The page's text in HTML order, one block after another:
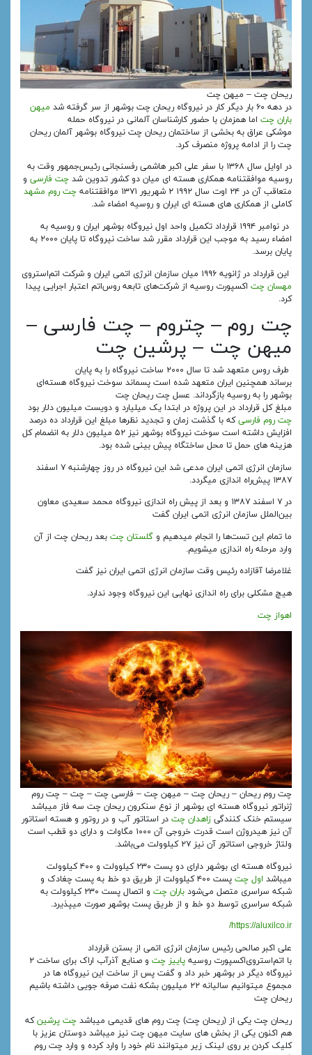
ریحان چت – میهن چت
در دهه ۶۰ بار دیگر کار در نیروگاه ریحان چت بوشهر از سر گرفته شد
میهن
باران چتاما همزمان با حضور کارشناسان آلمانی در نیروگاه حمله
موشکی عراق به بخشی از ساختمان ریحان چت نیروگاه بوشهر آلمان ریحان
چت را از ادامه پروژه منصرف کرد.
در اوایل سال ۱۳۶۸ با سفر علی اکبر هاشمی رفسنجانی رئیس‌جمهور وقت به
روسیه موافقتنامه همکاری هسته‌ ای میان دو کشور تدوین شد چت فارسیو
متعاقب آن در ۲۴ اوت سال ۱۹۹۲ ۲ شهریور ۱۳۷۱ موافقتنامه
چت روم مشهد
کاملی از همکاری‌ های هسته‌ ای ایران و روسیه امضاء شد.
در نوامبر ۱۹۹۴ قرارداد تکمیل واحد اول نیروگاه بوشهر ایران و روسیه به
امضاء رسید به موجب این قرارداد مقرر شد ساخت نیروگاه تا پایان ۲۰۰۰ به
پایان برسد.
این قرارداد در ژانویه ۱۹۹۶ میان سازمان انرژی اتمی ایران و شرکت اتم‌استروی‌
مهسان چتاکسپورت روسیه از شرکت‌های تابعه روس‌اتم اعتبار اجرایی پیدا
کرد.
چت روم – چتروم – چت فارسی –
میهن چت – پرشین چت
طرف روس متعهد شد تا سال ۲۰۰۰ ساخت نیروگاه را به پایان
برساند همچنین ایران متعهد شده‌ است پسماند سوخت نیروگاه هسته‌ای
بوشهر را به روسیه بازگرداند. عسل چت ریحان چت
مبلغ کل قرارداد در این پروژه در ابتدا یک میلیارد و دویست میلیون دلار بود
چت روم فارسیکه با گذشت زمان و تجدید نظرها مبلغ این قرارداد ده درصد
افزایش داشته‌ است سوخت نیروگاه بوشهر نیز ۵۲ میلیون دلار به انضمام کل
هزینه‌ های حمل تا محل ساختگاه پیش‌ بینی شده بود.
سازمان انرژی اتمی ایران مدعی شد این نیروگاه در روز چهارشنبه ۷ اسفند
۱۳۸۷ پیش‌راه‌ اندازی میگردد.
در ۷ اسفند ۱۳۸۷ و بعد از پیش راه‌ اندازی نیروگاه محمد سعیدی معاون
بین‌الملل سازمان انرژی اتمی ایران گفت
ما تمام این تست‌ها را انجام میدهیم و گلستان چتبعد ریحان چت از آن
وارد مرحله راه‌ اندازی میشویم.
غلامرضا آقازاده رئیس وقت سازمان انرژی اتمی ایران نیز گفت
هیچ مشکلی برای راه‌ اندازی نهایی این نیروگاه وجود ندارد.
اهواز چت
چت روم ریحان – ریحان چت – میهن چت – فارسی چت – چت – چت روم
ژنراتور نیروگاه هسته‌ ای بوشهر از نوع سنکرون ریحان چت سه فاز میباشد
سیستم خنک‌ کنندگی زاهدان چتدر استاتور آب و در روتور و هسته استاتور
آن نیز هیدروژن است قدرت خروجی آن ۱۰۰۰ مگاوات و دارای دو قطب است
ولتاژ خروجی استاتور آن نیز ۲۷ کیلوولت می‌باشد.
نیروگاه هسته‌ ای بوشهر دارای دو پست ۲۳۰ کیلوولت و ۴۰۰ کیلوولت
میباشد اول چت
پست ۴۰۰ کیلوولت از طریق دو خط به پست چغادک و
شبکه سراسری متصل می‌شود باران چت
و اتصال پست ۲۳۰ کیلوولت به
شبکه سراسری توسط دو خط و از طریق پست بوشهر صورت میپذیرد.
https://aluxilco.ir/
علی اکبر صالحی رئیس سازمان انرژی اتمی از بستن قرارداد
با اتم‌استروی‌اکسپورت روسیه پاییز چت
و صنایع آذرآب اراک برای ساخت ۲
نیروگاه دیگر در بوشهر خبر داد و گفت پس از ساخت این نیروگاه‌ ها در
مجموع میتوانیم سالیانه ۲۲ میلیون بشکه نفت صرفه جویی داشته باشیم
ریحان چت
ریحان چت یکی از (ریحان چت) چت روم های قدیمی میباشد چت پرشینکه
هم اکنون یکی از بخش های سایت میهن چت نیز میباشد دوستان عزیز با
کلیک کردن بر روی لینک زیر میتوانند نام خود را وارد کرده و وارد چت روم